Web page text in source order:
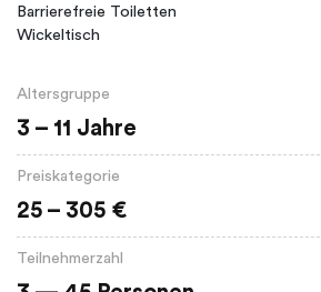
Barrierefreie Toiletten
Wickeltisch
Altersgruppe
3 – 11 Jahre
Preiskategorie
25 – 305 €
Teilnehmerzahl